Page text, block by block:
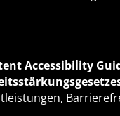
Accessibility